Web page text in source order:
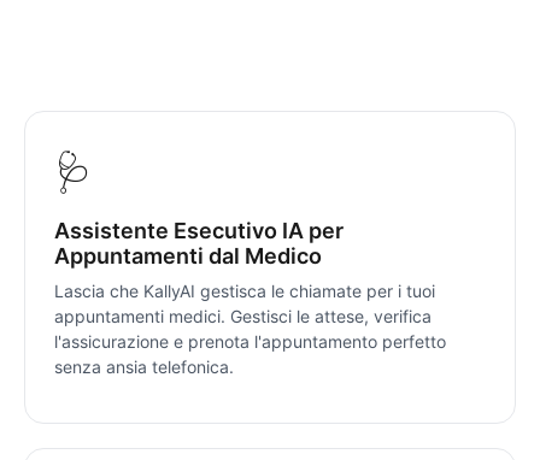
🩺
Assistente Esecutivo IA per
Appuntamenti dal Medico
Lascia che KallyAI gestisca le chiamate per i tuoi
appuntamenti medici. Gestisci le attese, verifica
l'assicurazione e prenota l'appuntamento perfetto
senza ansia telefonica.